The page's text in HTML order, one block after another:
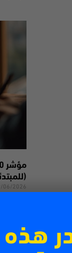
06/2026
من
تتصفح
اقرأ أكثر
هذه